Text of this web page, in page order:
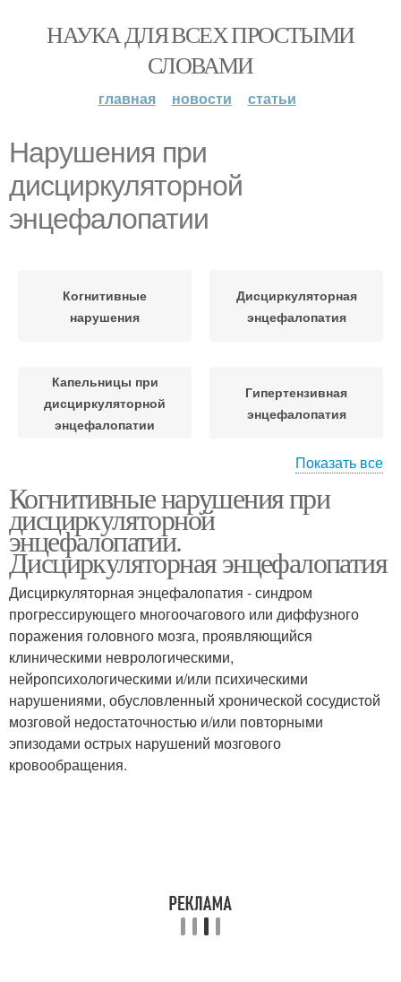
НАУКА ДЛЯ ВСЕХ ПРОСТЫМИ
СЛОВАМИ
главная новости статьи
Нарушения при
дисциркуляторной
энцефалопатии
Когнитивные
нарушения
Дисциркуляторная
энцефалопатия
Капельницы при
дисциркуляторной
энцефалопатии
Гипертензивная
энцефалопатия
дисциркуляторной
энцефалопатии
Показать все
Когнитивные нарушения при
дисциркуляторной
энцефалопатии.
Дисциркуляторная энцефалопатия
Дисциркуляторная энцефалопатия - синдром
прогрессирующего многоочагового или диффузного
поражения головного мозга, проявляющийся
клиническими неврологическими,
нейропсихологическими и/или психическими
нарушениями, обусловленный хронической сосудистой
мозговой недостаточностью и/или повторными
эпизодами острых нарушений мозгового
кровообращения.